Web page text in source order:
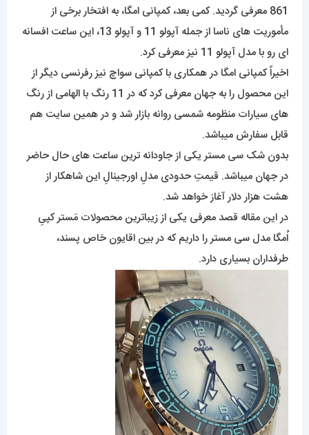
861 معرفی گردید. کمی بعد، کمپانی امگا، به افتخار برخی از
مأموریت های ناسا از جمله آپولو 11 و آپولو 13، این ساعت افسانه
ای رو با مدل آپولو 11 نیز معرفی کرد.
اخیراً کمپانی امگا در همکاری با کمپانی سواچ نیز رفرنسی دیگر از
این محصول را به جهان معرفی کرد که در 11 رنگ با الهامی از رنگ
های سیارات منظومه شمسی روانه بازار شد و در همین سایت هم
قابل سفارش میباشد.
بدون شک سی مستر یکی از جاودانه ترین ساعت های حال حاضر
در جهان میباشد. قیمتِ حدودی مدلِ اورجینالِ این شاهکار از
هشت هزار دلار آغاز خواهد شد.
در این مقاله قصد معرفی یکی از زیباترین محصولات مَستر کپیِ
اُمگا مدل سی مستر را داریم که در بین اقایون خاص پسند،
طرفداران بسیاری دارد.